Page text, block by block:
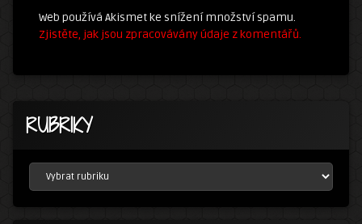
Web používá Akismet ke snížení množství spamu.
Zjistěte, jak jsou zpracovávány údaje z komentářů.
RUBRIKY